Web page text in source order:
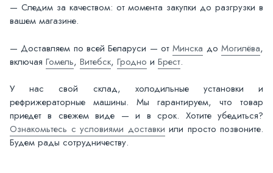
— Следим за качеством: от момента закупки до разгрузки в
вашем магазине.
— Доставляем по всей Беларуси — отМинска доМогилёва,
включая Гомель, Витебск, Гродно и Брест.
У нас свой склад, холодильные установки и
рефрижераторные машины. Мы гарантируем, что товар
приедет в свежем виде — и в срок. Хотите убедиться?
Ознакомьтесь с условиями доставки или просто позвоните.
Будем рады сотрудничеству.